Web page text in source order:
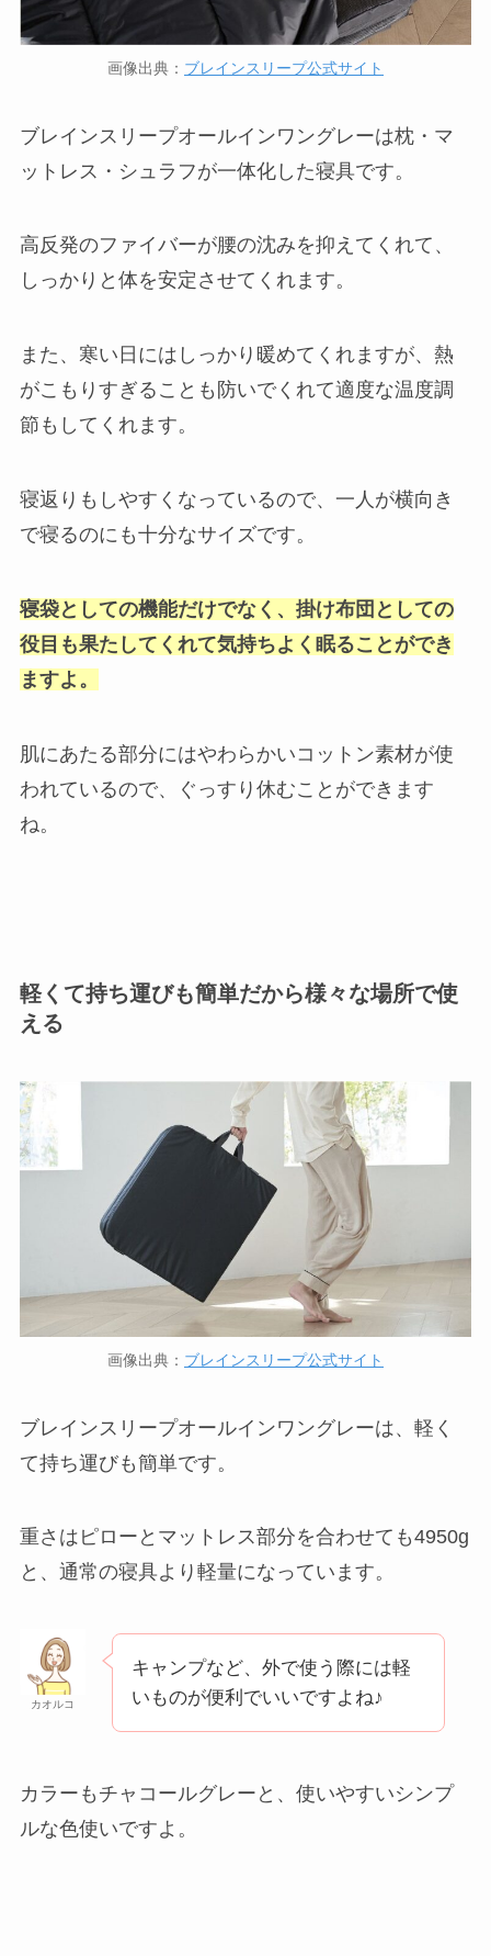
画像出典： ブレインスリープ公式サイト
ブレインスリープオールインワングレーは枕・マ
ットレス・シュラフが一体化した寝具です。
高反発のファイバーが腰の沈みを抑えてくれて、
しっかりと体を安定させてくれます。
また、寒い日にはしっかり暖めてくれますが、熱
がこもりすぎることも防いでくれて適度な温度調
節もしてくれます。
寝返りもしやすくなっているので、一人が横向き
で寝るのにも十分なサイズです。
寝袋としての機能だけでなく、掛け布団としての
役目も果たしてくれて気持ちよく眠ることができ
ますよ。
肌にあたる部分にはやわらかいコットン素材が使
われているので、ぐっすり休むことができます
ね。
軽くて持ち運びも簡単だから様々な場所で使
える
画像出典： ブレインスリープ公式サイト
ブレインスリープオールインワングレーは、軽く
て持ち運びも簡単です。
重さはピローとマットレス部分を合わせても4950g
と、通常の寝具より軽量になっています。
カオルコ
キャンプなど、外で使う際には軽
いものが便利でいいですよね♪
カラーもチャコールグレーと、使いやすいシンプ
ルな色使いですよ。